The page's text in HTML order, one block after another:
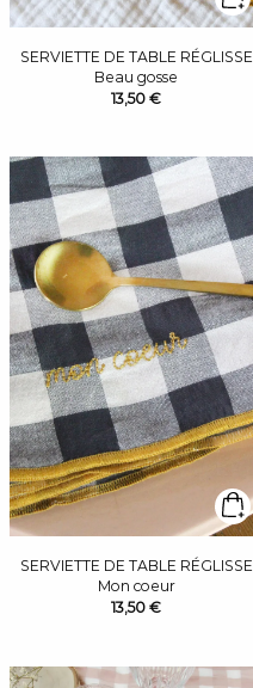
SERVIETTE DE TABLE RÉGLISSE
Beau gosse
13,50 €
SERVIETTE DE TABLE RÉGLISSE
Mon coeur
13,50 €